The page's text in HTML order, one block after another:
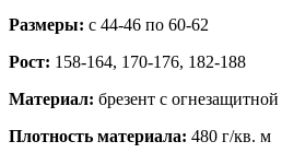
Размеры: c 44-46 по 60-62
Рост: 158-164, 170-176, 182-188
Материал: брезент с огнезащитной
Плотность материала: 480 г/кв. м